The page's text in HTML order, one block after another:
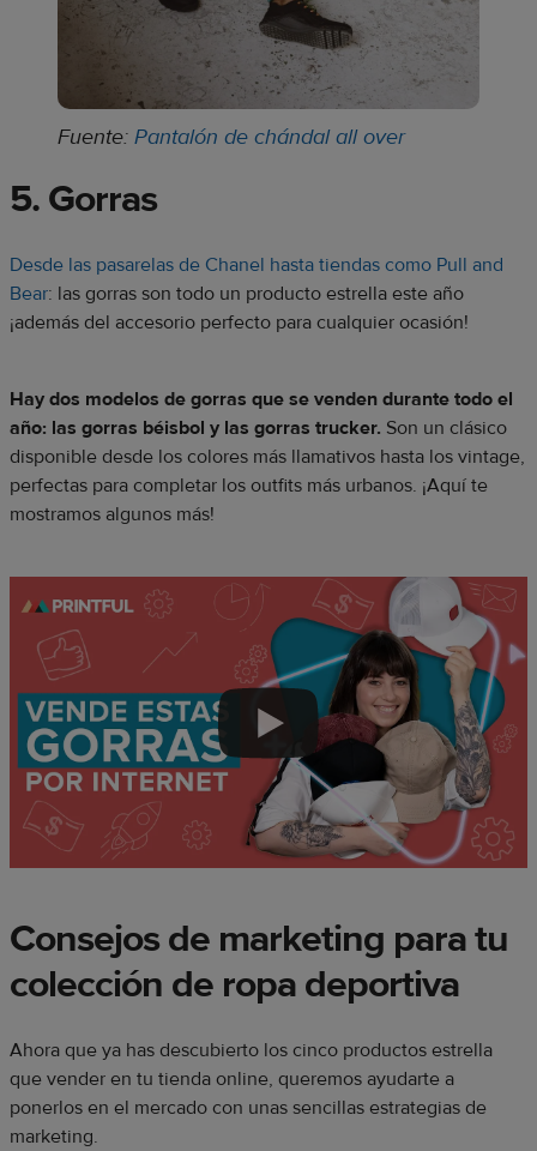
Fuente: Pantalón de chándal all over
5. Gorras
Desde las pasarelas de Chanel hasta tiendas como Pull and
Bear: las gorras son todo un producto estrella este año
¡además del accesorio perfecto para cualquier ocasión!
Hay dos modelos de gorras que se venden durante todo el
año: las gorras béisbol y las gorras trucker. Son un clásico
disponible desde los colores más llamativos hasta los vintage,
perfectas para completar los outfits más urbanos. ¡Aquí te
mostramos algunos más!
Consejos de marketing para tu
colección de ropa deportiva
Ahora que ya has descubierto los cinco productos estrella
que vender en tu tienda online, queremos ayudarte a
ponerlos en el mercado con unas sencillas estrategias de
marketing.